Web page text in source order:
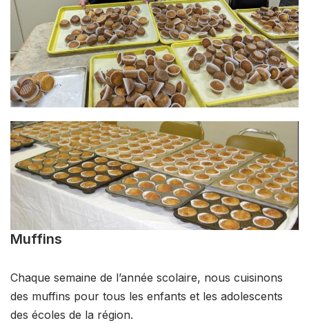
Muffins
Chaque semaine de l’année scolaire, nous cuisinons
des muffins pour tous les enfants et les adolescents
des écoles de la région.